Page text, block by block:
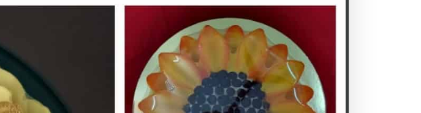
माहरो
– भव ताहरो
हजो खामी,
शिर-नामी…
(५)